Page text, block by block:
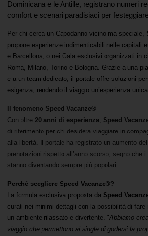
Dominicana e le Antille, registrano numeri
comfort e scenari paradisiaci per
Per chi cerca un Capodanno vicino ma speciale,
propone esperienze indimenticabili nelle capitali
e Barcellona, o nei Gala esclusivi organizzati in
Roma, Milano, Torino e Bologna. Grazie a una
e a un team dedicato, il portale offre soluzioni
esigenza, rendendo il viaggio un’esperienza
Il fenomeno Speed Vacanze®
Con oltre 20 anni di esperienza, Speed
di riferimento per chi desidera viaggiare in
alla libertà. Il portale ha registrato un aumento
prenotazioni rispetto all’anno scorso, segno che
stanno diventando sempre più popolari.
Perché scegliere Speed Vacanze®?
La formula esclusiva proposta da Speed
curati nei minimi dettagli con la possibilità di fare
un ambiente rilassato e divertente. "Abbiamo
viaggio che permettono ai single di godersi la